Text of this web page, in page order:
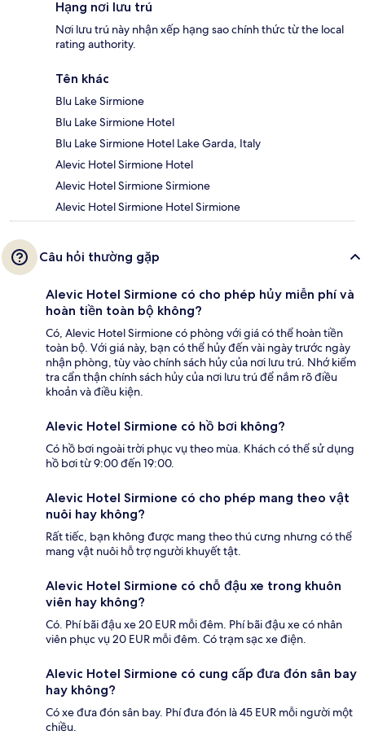
Hạng nơi lưu trú
Nơi lưu trú này nhận xếp hạng sao chính thức từ the local
rating authority.
Tên khác
Blu Lake Sirmione
Blu Lake Sirmione Hotel
Blu Lake Sirmione Hotel Lake Garda, Italy
Alevic Hotel Sirmione Hotel
Alevic Hotel Sirmione Sirmione
Alevic Hotel Sirmione Hotel Sirmione
Câu hỏi thường gặp
Alevic Hotel Sirmione có cho phép hủy miễn phí và
hoàn tiền toàn bộ không?
Có, Alevic Hotel Sirmione có phòng với giá có thể hoàn tiền
toàn bộ. Với giá này, bạn có thể hủy đến vài ngày trước ngày
nhận phòng, tùy vào chính sách hủy của nơi lưu trú. Nhớ kiểm
tra cẩn thận chính sách hủy của nơi lưu trú để nắm rõ điều
khoản và điều kiện.
Alevic Hotel Sirmione có hồ bơi không?
Có hồ bơi ngoài trời phục vụ theo mùa. Khách có thể sử dụng
hồ bơi từ 9:00 đến 19:00.
Alevic Hotel Sirmione có cho phép mang theo vật
nuôi hay không?
Rất tiếc, bạn không được mang theo thú cưng nhưng có thể
mang vật nuôi hỗ trợ người khuyết tật.
Alevic Hotel Sirmione có chỗ đậu xe trong khuôn
viên hay không?
Có. Phí bãi đậu xe 20 EUR mỗi đêm. Phí bãi đậu xe có nhân
viên phục vụ 20 EUR mỗi đêm. Có trạm sạc xe điện.
Alevic Hotel Sirmione có cung cấp đưa đón sân bay
hay không?
Có xe đưa đón sân bay. Phí đưa đón là 45 EUR mỗi người một
chiều.